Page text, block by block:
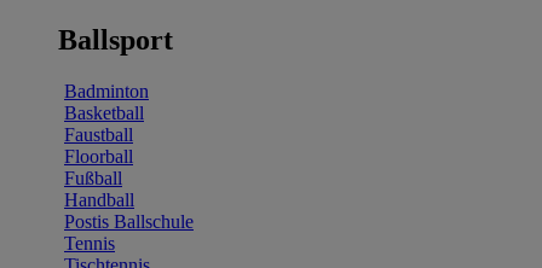
Ballsport
Badminton
Basketball
Faustball
Floorball
Fußball
Handball
Postis Ballschule
Tennis